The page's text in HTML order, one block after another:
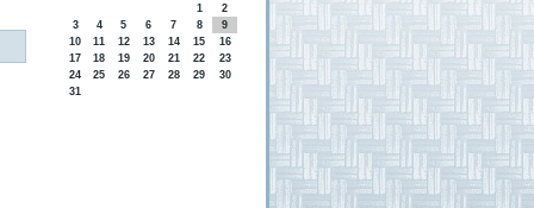
1
2
3
4 5 6 7 8
9
10
11 12 13 14 15
16
17
18 19 20 21 22
23
24
25 26 27 28 29
30
31